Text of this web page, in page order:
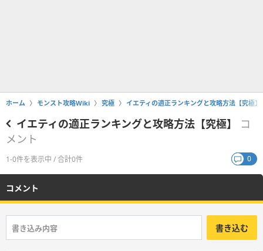
ホーム モンスト攻略Wiki 究極 イエティの適正ランキングと攻略方法【究極】
イエティの適正ランキングと攻略方法【究極】
コ
メント
1-0件を表示中 / 合計0件 0
コメント
書き込む